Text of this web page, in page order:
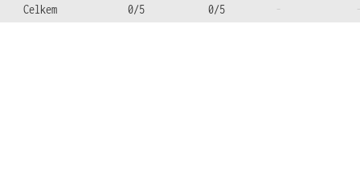
Celkem
0/5 0/5 -